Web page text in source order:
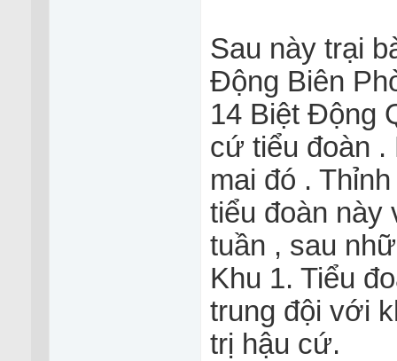
Sau này trại
Động Biên
14 Biệt Động
cứ tiểu đoàn .
mai đó .
tiểu đoàn này
tuần , sau
Khu 1. Tiểu
trung đội với
trị hậu cứ.